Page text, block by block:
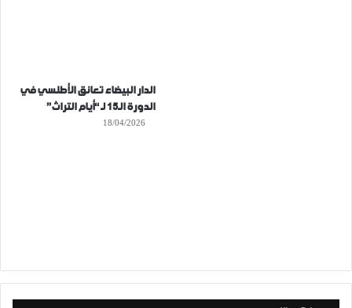
الدار البيضاء تعانق الأطلسي في
الدورة الـ15 لـ “أيام التراث”
18/04/2026